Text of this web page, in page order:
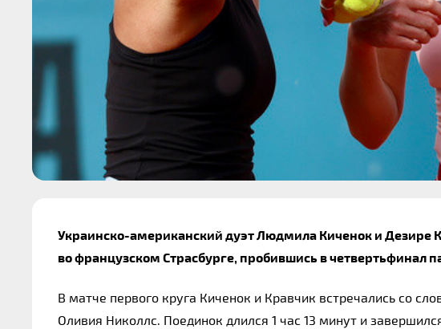
Украинско-американский дуэт Людмила Киченок и Дезире
во французском Страсбурге, пробившись в четвертьфинал
В матче первого круга Киченок и Кравчик встречались со
Оливия Николлс. Поединок длился 1 час 13 минут и